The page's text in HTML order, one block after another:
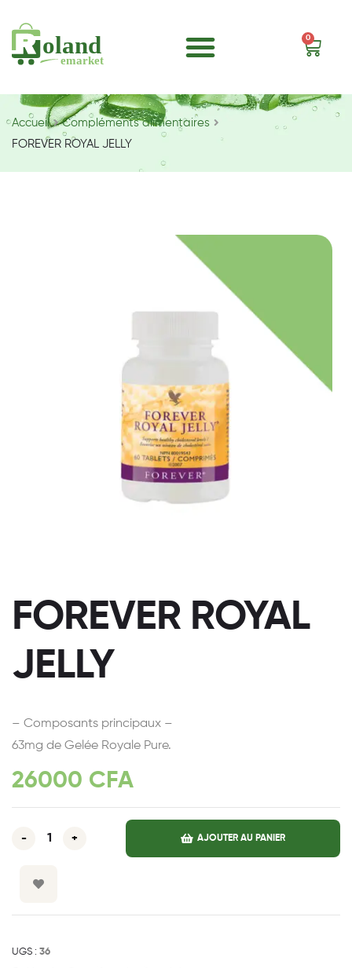
0
Accueil
Compléments alimentaires
FOREVER ROYAL JELLY
FOREVER ROYAL
JELLY
– Composants principaux –
63mg de Gelée Royale Pure.
26000 CFA
- + AJOUTER AU PANIER
UGS : 36